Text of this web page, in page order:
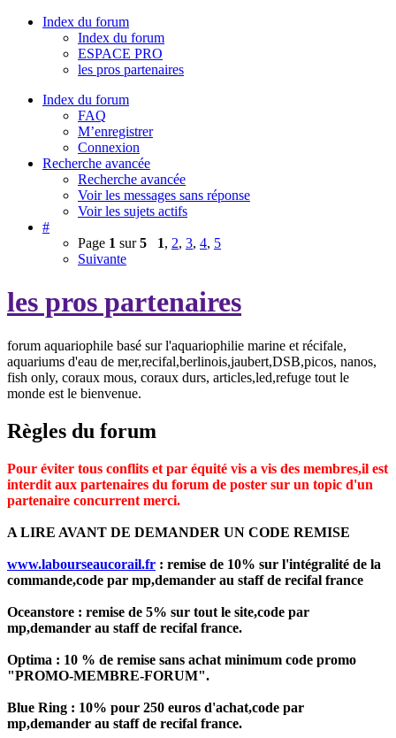
Index du forum
Index du forum
ESPACE PRO
les pros partenaires
Index du forum
FAQ
M’enregistrer
Connexion
Recherche avancée
Recherche avancée
Voir les messages sans réponse
Voir les sujets actifs
#
Page 1 sur5 1, 2, 3, 4, 5
Suivante
les pros partenaires
forum aquariophile basé sur l'aquariophilie marine et récifale,
aquariums d'eau de mer,recifal,berlinois,jaubert,DSB,picos, nanos,
fish only, coraux mous, coraux durs, articles,led,refuge tout le
monde est le bienvenue.
Règles du forum
Pour éviter tous conflits et par équité vis a vis des membres,il est
interdit aux partenaires du forum de poster sur un topic d'un
partenaire concurrent merci.
A LIRE AVANT DE DEMANDER UN CODE REMISE
www.labourseaucorail.fr : remise de 10% sur l'intégralité de la
commande,code par mp,demander au staff de recifal france
Oceanstore : remise de 5% sur tout le site,code par
mp,demander au staff de recifal france.
Optima : 10 % de remise sans achat minimum code promo
"PROMO-MEMBRE-FORUM".
Blue Ring : 10% pour 250 euros d'achat,code par
mp,demander au staff de recifal france.